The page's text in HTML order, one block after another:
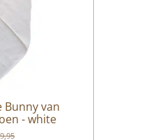
Bunny van
- white